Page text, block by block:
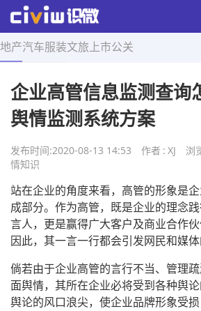
地产汽车服装文旅 上市公关
首页 > 舆情知识 > 正文
企业高管信息监测查询
舆情监测系统方案
发布时间:2020-08-13 14:53 作者 : XJ 浏
情知识
站在企业的角度来看，高管的形象是
成部分。作为高管，既是企业的理念
言人，更是赢得广大客户及商业合作伙
因此，其一言一行都会引发网民和媒体
倘若由于企业高管的言行不当、管理疏
面舆情，其所在企业必将受到各种舆
舆论的风口浪尖，使企业品牌形象受